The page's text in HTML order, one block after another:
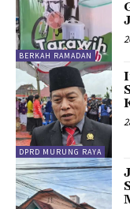
BERKAH RAMADAN
DPRD MURUNG RAYA